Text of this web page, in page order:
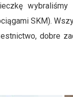
SKM).
dobre